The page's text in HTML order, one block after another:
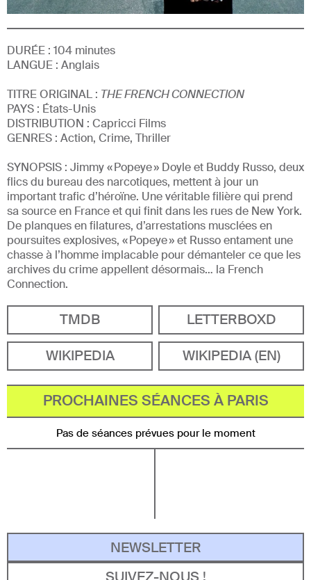
DURÉE : 104 minutes
LANGUE : Anglais
TITRE ORIGINAL : THE FRENCH CONNECTION
PAYS : États-Unis
DISTRIBUTION : Capricci Films
GENRES : Action, Crime, Thriller
SYNOPSIS : Jimmy « Popeye » Doyle et Buddy Russo, deux
flics du bureau des narcotiques, mettent à jour un
important trafic d’héroïne. Une véritable filière qui prend
sa source en France et qui finit dans les rues de New York.
De planques en filatures, d’arrestations musclées en
poursuites explosives, « Popeye » et Russo entament une
chasse à l’homme implacable pour démanteler ce que les
archives du crime appellent désormais… la French
Connection.
TMDB
LETTERBOXD
WIKIPEDIA
WIKIPEDIA (EN)
PROCHAINES SÉANCES À PARIS
Pas de séances prévues pour le moment
NEWSLETTER